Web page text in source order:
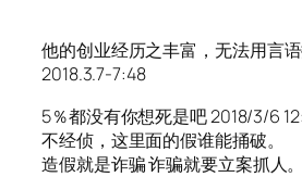
他的创业经历之丰富，无法用言
2018.3.7-7:48
5％都没有你想死是吧 2018/3/6
不经侦，这里面的假谁能捅破。
造假就是诈骗 诈骗就要立案抓人。